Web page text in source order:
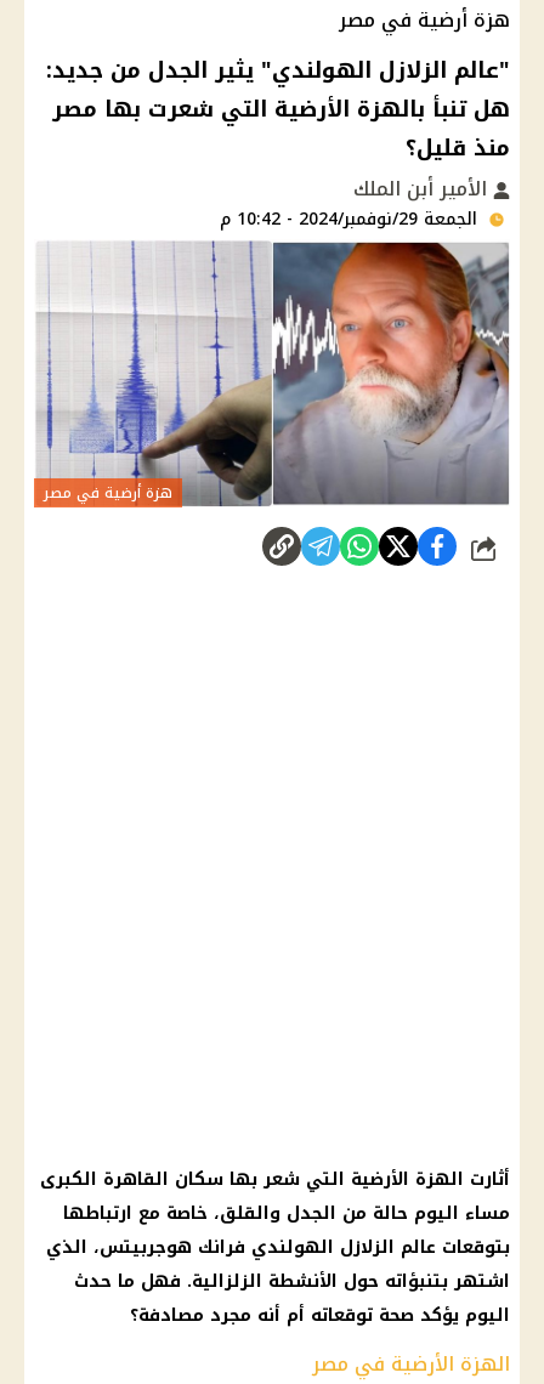
هزة أرضية في مصر
"عالم الزلازل الهولندي" يثير الجدل من جديد:
هل تنبأ بالهزة الأرضية التي شعرت بها مصر
منذ قليل؟
الأمير أبن الملك
الجمعة 29/نوفمبر/2024 - 10:42 م
هزة أرضية في مصر
شارك
أثارت الهزة الأرضية التي شعر بها سكان القاهرة الكبرى
مساء اليوم حالة من الجدل والقلق، خاصة مع ارتباطها
بتوقعات عالم الزلازل الهولندي فرانك هوجربيتس، الذي
اشتهر بتنبؤاته حول الأنشطة الزلزالية. فهل ما حدث
اليوم يؤكد صحة توقعاته أم أنه مجرد مصادفة؟
الهزة الأرضية في مصر